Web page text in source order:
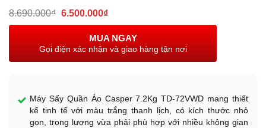
8.690.000₫ Giá
8.690.000₫.
6.500.000₫Giá
là:
6.500.000₫.
MUA NGAY
Gọi điện xác nhận và giao hàng tận nơi
Máy Sấy Quần Áo Casper 7.2Kg TD-72VWD mang thiết
kế tinh tế với màu trắng thanh lịch, có kích thước nhỏ
gọn, trọng lượng vừa phải phù hợp với nhiều không gian